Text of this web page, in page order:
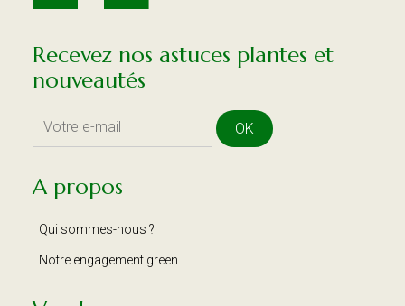
Recevez nos astuces plantes et
nouveautés
OK
A propos
Qui sommes-nous ?
Notre engagement green